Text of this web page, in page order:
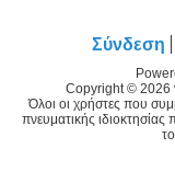
Σύνδεση
Copyright © 2026
Όλοι οι χρήστες που
πνευματικής